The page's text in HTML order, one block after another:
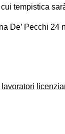
tempistica
De’ Pecchi 24
lavoratori